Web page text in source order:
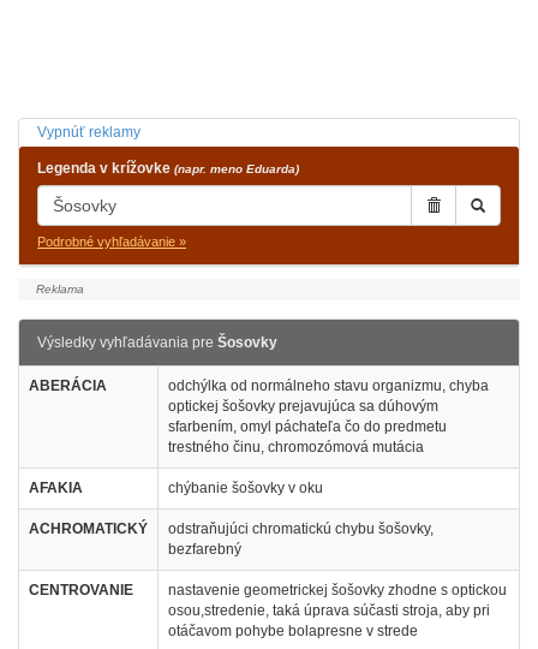
Vypnúť reklamy
Legenda v krížovke (napr. meno Eduarda)
Podrobné vyhľadávanie »
Výsledky vyhľadávania pre Šosovky
ABERÁCIA
odchýlka od normálneho stavu organizmu, chyba
optickej šošovky prejavujúca sa dúhovým
sfarbením, omyl páchateľa čo do predmetu
trestného činu, chromozómová mutácia
AFAKIA chýbanie šošovky v oku
ACHROMATICKÝ
odstraňujúci chromatickú chybu šošovky,
bezfarebný
CENTROVANIE
nastavenie geometrickej šošovky zhodne s optickou
osou,stredenie, taká úprava súčasti stroja, aby pri
otáčavom pohybe bolapresne v strede